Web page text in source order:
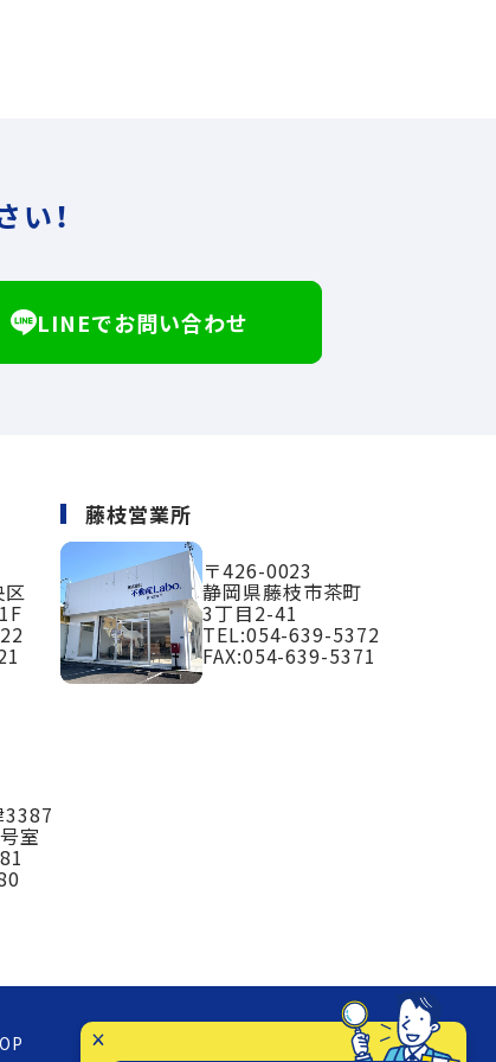
！
LINEでお問い合わせ
藤枝営業所
〒426-0023
静岡県藤枝市茶町
3丁目2-41
TEL:054-639-5372
FAX:054-639-5371
3387
室